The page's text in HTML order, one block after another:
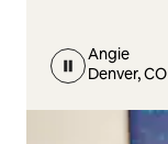
Angie
Denver, CO